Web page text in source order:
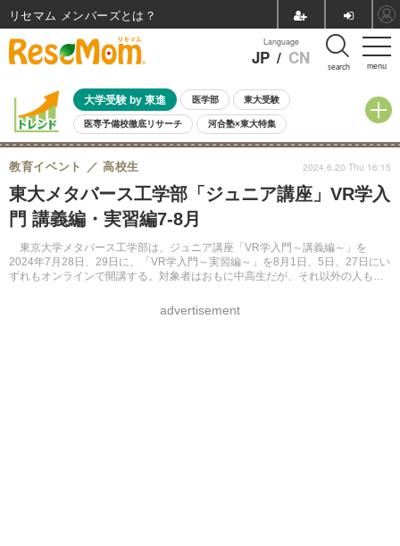
menu
Language
JP / CN search
大学受験 by 東進 医学部 東大受験
医専予備校徹底リサーチ 河合塾×東大特集
親子で考える大学選び 高校受験 中学受験 小学校受験
共通テスト 夏休み
8月開催イベント・WS 全国公立高校 過去問 人気記事
自由研究教材（小学生向け） 自由研究教材（中学生向け）
東大メタバース工学部「ジュニア講座」VR学入
門 講義編・実習編7-8月
東京大学メタバース工学部は、ジュニア講座「VR学入門～講義編～」を
2024年7月28日、29日に、「VR学入門～実習編～」を8月1日、5日、27日にい
ずれもオンラインで開講する。対象者はおもに中高生だが、それ以外の人も参
教育イベント 高校生
advertisement
2024.6.20 Thu 16:15
リセマム メンバーズ